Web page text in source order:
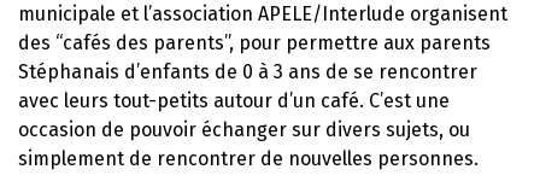
municipale et l’association APELE/Interlude organisent
des “cafés des parents”, pour permettre aux parents
Stéphanais d’enfants de 0 à 3 ans de se rencontrer
avec leurs tout-petits autour d’un café. C’est une
occasion de pouvoir échanger sur divers sujets, ou
simplement de rencontrer de nouvelles personnes.